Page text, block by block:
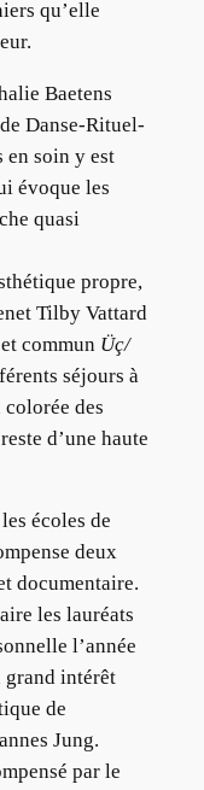
qu’elle
Baetens
Danse-Rituel-
en soin y est
évoque les
quasi
propre,
Tilby Vattard
commun Üç/
séjours à
des
d’une haute
écoles de
deux
documentaire.
les lauréats
l’année
grand intérêt
de
Jung.
par le